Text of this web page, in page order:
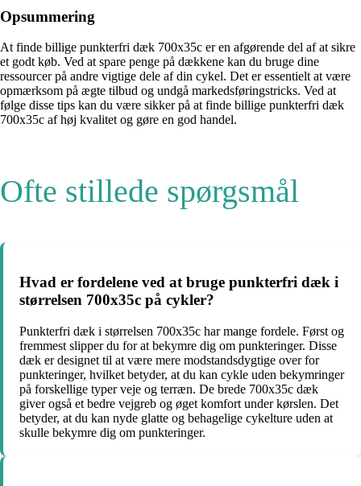
Opsummering
At finde billige punkterfri dæk 700x35c er en afgørende del af at sikre
et godt køb. Ved at spare penge på dækkene kan du bruge dine
ressourcer på andre vigtige dele af din cykel. Det er essentielt at være
opmærksom på ægte tilbud og undgå markedsføringstricks. Ved at
følge disse tips kan du være sikker på at finde billige punkterfri dæk
700x35c af høj kvalitet og gøre en god handel.
Ofte stillede spørgsmål
Hvad er fordelene ved at bruge punkterfri dæk i
størrelsen 700x35c på cykler?
Punkterfri dæk i størrelsen 700x35c har mange fordele. Først og
fremmest slipper du for at bekymre dig om punkteringer. Disse
dæk er designet til at være mere modstandsdygtige over for
punkteringer, hvilket betyder, at du kan cykle uden bekymringer
på forskellige typer veje og terræn. De brede 700x35c dæk
giver også et bedre vejgreb og øget komfort under kørslen. Det
betyder, at du kan nyde glatte og behagelige cykelture uden at
skulle bekymre dig om punkteringer.